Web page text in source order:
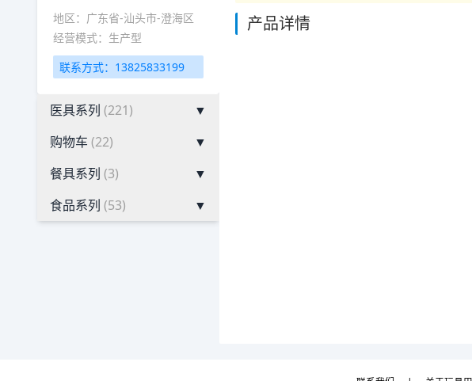
地区：广东省-汕头市-澄海区
经营模式：生产型
联系方式：13825833199
医具系列 (221)
▼
购物车 (22)
▼
餐具系列 (3)
▼
食品系列 (53) ▼
产品详情